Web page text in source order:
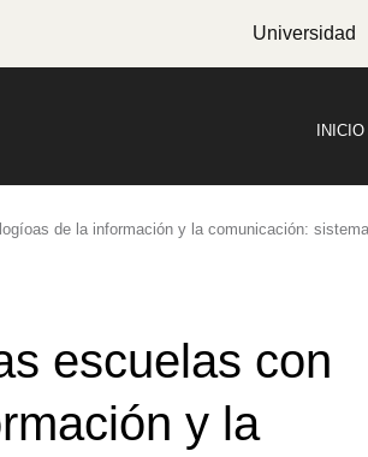
Universidad
INICIO
de la información y la comunicación:
escuelas con
y la